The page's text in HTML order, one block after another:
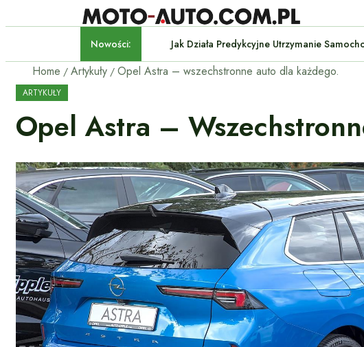
Nowości: Jak Działa Predykcyjne Utrzymanie
Home Artykuły Opel Astra – wszechstronne auto dla każdego.
ARTYKUŁY
Opel Astra –